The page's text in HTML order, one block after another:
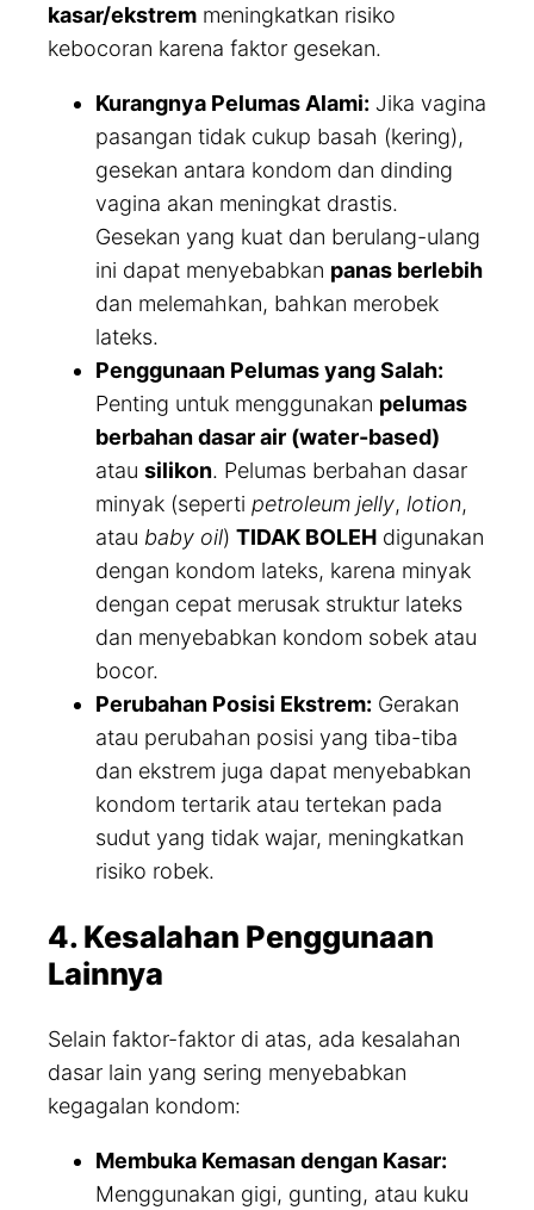
kasar/ekstrem meningkatkan risiko
kebocoran karena faktor gesekan.
Kurangnya Pelumas Alami: Jika vagina
pasangan tidak cukup basah (kering),
gesekan antara kondom dan dinding
vagina akan meningkat drastis.
Gesekan yang kuat dan berulang-ulang
ini dapat menyebabkan panas berlebih
dan melemahkan, bahkan merobek
lateks.
Penggunaan Pelumas yang Salah:
Penting untuk menggunakan pelumas
berbahan dasar air (water-based)
atau silikon. Pelumas berbahan dasar
minyak (seperti petroleum jelly, lotion,
atau baby oil) TIDAK BOLEH digunakan
dengan kondom lateks, karena minyak
dengan cepat merusak struktur lateks
dan menyebabkan kondom sobek atau
bocor.
Perubahan Posisi Ekstrem: Gerakan
atau perubahan posisi yang tiba-tiba
dan ekstrem juga dapat menyebabkan
kondom tertarik atau tertekan pada
sudut yang tidak wajar, meningkatkan
risiko robek.
4. Kesalahan Penggunaan
Lainnya
Selain faktor-faktor di atas, ada kesalahan
dasar lain yang sering menyebabkan
kegagalan kondom:
Membuka Kemasan dengan Kasar:
Menggunakan gigi, gunting, atau kuku